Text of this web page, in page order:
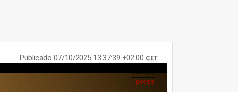
Publicado 07/10/2025 13:37:39 +02:00 CET